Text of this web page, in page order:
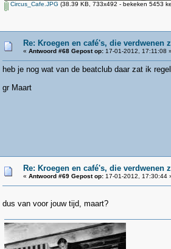
Circus_Cafe.JPG (38.39 KB, 733x492 - bekeken 5453
Re: Kroegen en café's, die verdwenen
« Antwoord #68 Gepost op: 17-01-2012, 17:11:08
heb je nog wat van de beatclub daar zat ik
gr Maart
Re: Kroegen en café's, die verdwenen
« Antwoord #69 Gepost op: 17-01-2012, 17:30:44
dus van voor jouw tijd, maart?